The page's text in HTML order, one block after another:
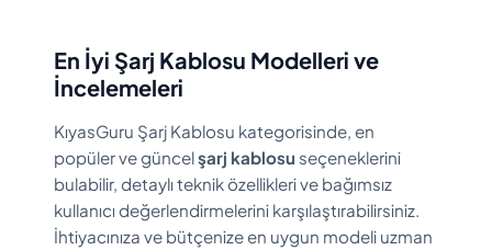
En İyi Şarj Kablosu Modelleri ve
İncelemeleri
KıyasGuru Şarj Kablosu kategorisinde, en
popüler ve güncelşarj kablosu seçeneklerini
bulabilir, detaylı teknik özellikleri ve bağımsız
kullanıcı değerlendirmelerini karşılaştırabilirsiniz.
İhtiyacınıza ve bütçenize en uygun modeli uzman